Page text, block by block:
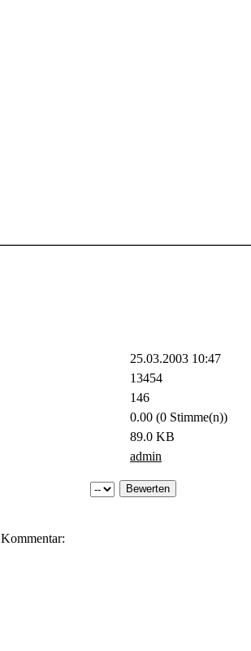
25.03.2003 10:47
13454
146
0.00 (0 Stimme(n))
89.0 KB
admin
Kommentar: